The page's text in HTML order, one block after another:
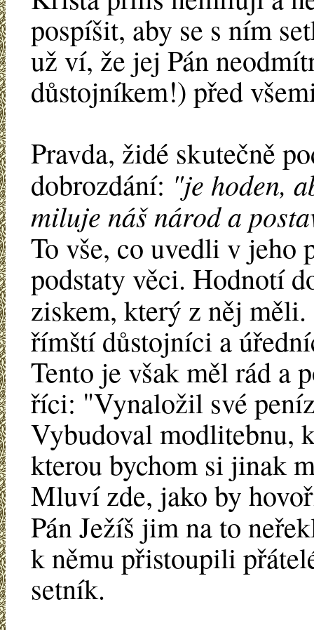
pospíšit, aby se s ním
už ví, že jej Pán
důstojníkem!) před
Pravda, židé skutečně
dobrozdání: "je hoden,
miluje náš národ a
To vše, co uvedli v jeho
podstaty věci. Hodnotí
ziskem, který z něj měli.
římští důstojníci a
Tento je však měl rád a
říci: "Vynaložil své
Vybudoval modlitebnu,
kterou bychom si jinak
Mluví zde, jako by
Pán Ježíš jim na to
k němu přistoupili
setník.